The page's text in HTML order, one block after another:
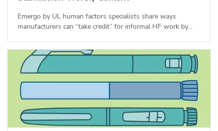
Emergo by UL human factors specialists share ways
manufacturers can “take credit” for informal HF work by...